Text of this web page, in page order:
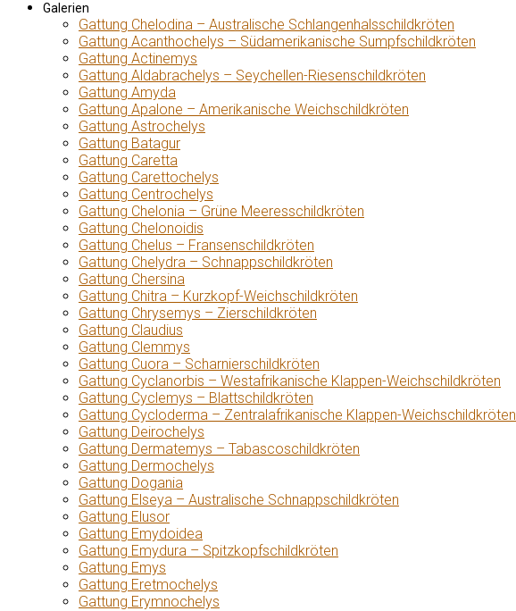
Galerien
Gattung Chelodina – Australische Schlangenhalsschildkröten
Gattung Acanthochelys – Südamerikanische Sumpfschildkröten
Gattung Actinemys
Gattung Aldabrachelys – Seychellen-Riesenschildkröten
Gattung Amyda
Gattung Apalone – Amerikanische Weichschildkröten
Gattung Astrochelys
Gattung Batagur
Gattung Caretta
Gattung Carettochelys
Gattung Centrochelys
Gattung Chelonia – Grüne Meeresschildkröten
Gattung Chelonoidis
Gattung Chelus – Fransenschildkröten
Gattung Chelydra – Schnappschildkröten
Gattung Chersina
Gattung Chitra – Kurzkopf-Weichschildkröten
Gattung Chrysemys – Zierschildkröten
Gattung Claudius
Gattung Clemmys
Gattung Cuora – Scharnierschildkröten
Gattung Cyclanorbis – Westafrikanische Klappen-Weichschildkröten
Gattung Cyclemys – Blattschildkröten
Gattung Cycloderma – Zentralafrikanische Klappen-Weichschildkröten
Gattung Deirochelys
Gattung Dermatemys – Tabascoschildkröten
Gattung Dermochelys
Gattung Dogania
Gattung Elseya – Australische Schnappschildkröten
Gattung Elusor
Gattung Emydoidea
Gattung Emydura – Spitzkopfschildkröten
Gattung Emys
Gattung Eretmochelys
Gattung Erymnochelys